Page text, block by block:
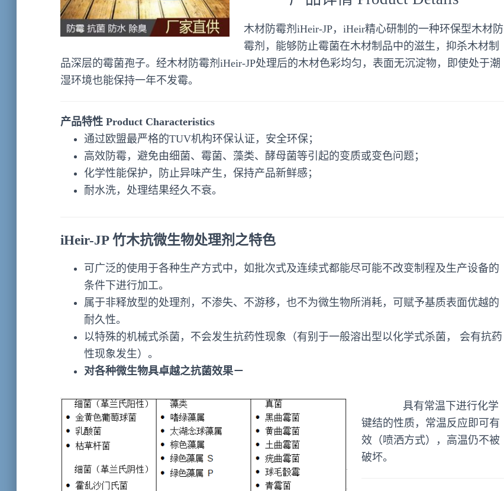
木材防霉剂iHeir-JP，iHeir精心研制的一种环保型木材防
霉剂，能够防止霉菌在木材制品中的滋生，抑杀木材制
品深层的霉菌孢子。经木材防霉剂iHeir-JP处理后的木材色彩均匀，表面无沉淀物，即使处于潮
湿环境也能保持一年不发霉。
产品特性 Product Characteristics
通过欧盟最严格的TUV机构环保认证，安全环保；
高效防霉，避免由细菌、霉菌、藻类、酵母菌等引起的变质或变色问题；
化学性能保护，防止异味产生，保持产品新鲜感；
耐水洗，处理结果经久不衰。
iHeir-JP 竹木抗微生物处理剂之特色
可广泛的使用于各种生产方式中，如批次式及连续式都能尽可能不改变制程及生产设备的
条件下进行加工。
属于非释放型的处理剂，不渗失、不游移，也不为微生物所消耗，可赋予基质表面优越的
耐久性。
以特殊的机械式杀菌，不会发生抗药性现象（有别于一般溶出型以化学式杀菌， 会有抗药
性现象发生）。
对各种微生物具卓越之抗菌效果－
具有常温下进行化学
键结的性质，常温反应即可有
效（喷洒方式），高温仍不被
破坏。